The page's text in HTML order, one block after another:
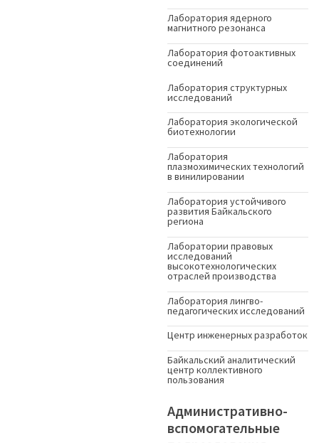
Лаборатория ядерного
магнитного резонанса
Лаборатория фотоактивных
соединений
Лаборатория структурных
исследований
Лаборатория экологической
биотехнологии
Лаборатория
плазмохимических технологий
в винилировании
Лаборатория устойчивого
развития Байкальского
региона
Лаборатории правовых
исследований
высокотехнологических
отраслей производства
Лаборатория лингво-
педагогических исследований
Центр инженерных разработок
Байкальский аналитический
центр коллективного
пользования
Административно-
вспомогательные